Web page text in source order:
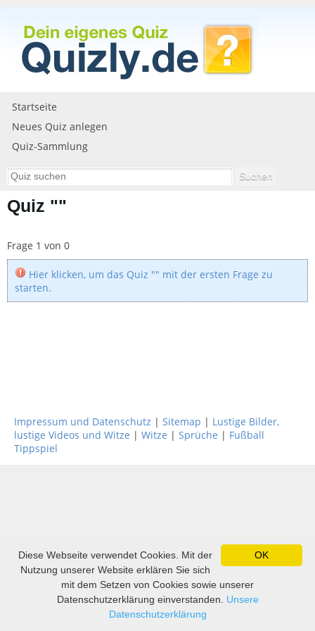
Startseite
Neues Quiz anlegen
Quiz-Sammlung
Quiz ""
Frage 1 von 0
Hier klicken, um das Quiz "" mit der ersten Frage zu
starten.
Impressum und Datenschutz | Sitemap | Lustige Bilder,
lustige Videos und Witze | Witze | Sprüche | Fußball
Tippspiel
OK
Diese Webseite verwendet Cookies. Mit der
Nutzung unserer Website erklären Sie sich
mit dem Setzen von Cookies sowie unserer
Datenschutzerklärung einverstanden. Unsere
Datenschutzerklärung